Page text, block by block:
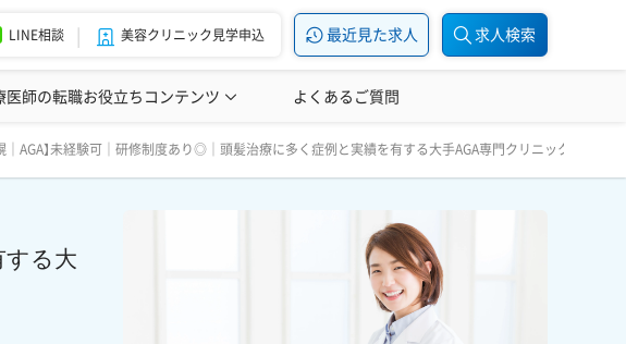
LINE相談 美容クリニック見学申込 最近見た求人 求人検索
ント紹介
医師の転職お役立ちコンテンツ
ンタビュー 美容医療の転職お役立ち記事 美容医療辞典
よくあるご質問
｜AGA】未経験可｜研修制度あり◎｜頭髪治療に多く症例と実績を有する大手AGA専門クリニック 美容治
する大
有する大手AGA専門クリニック 美容治療経験者優遇｜北海道 札幌